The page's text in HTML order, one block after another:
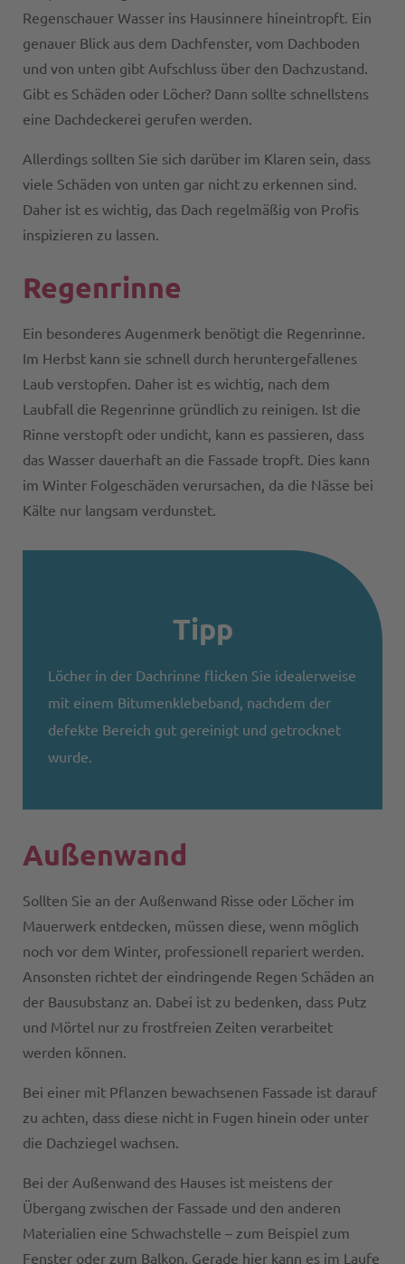
Regenschauer Wasser ins Hausinnere hineintropft. Ein
genauer Blick aus dem Dachfenster, vom Dachboden
und von unten gibt Aufschluss über den Dachzustand.
Gibt es Schäden oder Löcher? Dann sollte schnellstens
eine Dachdeckerei gerufen werden.
Allerdings sollten Sie sich darüber im Klaren sein, dass
viele Schäden von unten gar nicht zu erkennen sind.
Daher ist es wichtig, das Dach regelmäßig von Profis
inspizieren zu lassen.
Regenrinne
Ein besonderes Augenmerk benötigt die Regenrinne.
Im Herbst kann sie schnell durch heruntergefallenes
Laub verstopfen. Daher ist es wichtig, nach dem
Laubfall die Regenrinne gründlich zu reinigen. Ist die
Rinne verstopft oder undicht, kann es passieren, dass
das Wasser dauerhaft an die Fassade tropft. Dies kann
im Winter Folgeschäden verursachen, da die Nässe bei
Kälte nur langsam verdunstet.
Tipp
Löcher in der Dachrinne flicken Sie idealerweise
mit einem Bitumenklebeband, nachdem der
defekte Bereich gut gereinigt und getrocknet
wurde.
Außenwand
Sollten Sie an der Außenwand Risse oder Löcher im
Mauerwerk entdecken, müssen diese, wenn möglich
noch vor dem Winter, professionell repariert werden.
Ansonsten richtet der eindringende Regen Schäden an
der Bausubstanz an. Dabei ist zu bedenken, dass Putz
und Mörtel nur zu frostfreien Zeiten verarbeitet
werden können.
Bei einer mit Pflanzen bewachsenen Fassade ist darauf
zu achten, dass diese nicht in Fugen hinein oder unter
die Dachziegel wachsen.
Bei der Außenwand des Hauses ist meistens der
Übergang zwischen der Fassade und den anderen
Materialien eine Schwachstelle – zum Beispiel zum
Fenster oder zum Balkon. Gerade hier kann es im Laufe